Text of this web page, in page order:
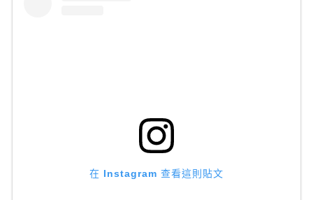
在 Instagram 查看這則貼文